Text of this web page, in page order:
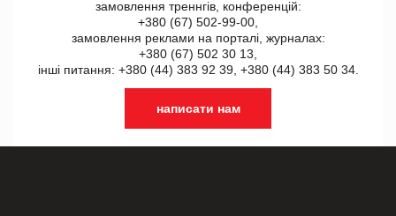
замовлення треннгів, конференцій:
+380 (67) 502-99-00,
замовлення реклами на порталі, журналах:
+380 (67) 502 30 13,
інші питання: +380 (44) 383 92 39, +380 (44) 383 50 34.
написати нам